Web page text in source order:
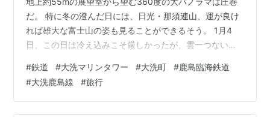
だ。 特に冬の澄んだ日には、日光・那須連山、運が良け
れば雄大な富士山の姿も見ることができるそう。 1月4
日、この日は冷え込みこそ厳しかったが、雲一つない澄
とだろう。期待に胸を高鳴らせ、営業開始とともに展望
室へと向かった。 眼下に広がる大パノラマ 期待した通
り！しっかりと男体山をはじめてとした日光連山ファミ
#鉄道 #大洗マリンタワー #大洗町 #鹿島臨海鉄道
#大洗鹿島線 #旅行